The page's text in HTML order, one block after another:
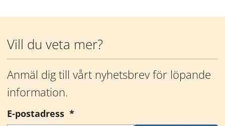
Vill du veta mer?
Anmäl dig till vårt nyhetsbrev för löpande
information.
E-postadress *(obligatorisk)